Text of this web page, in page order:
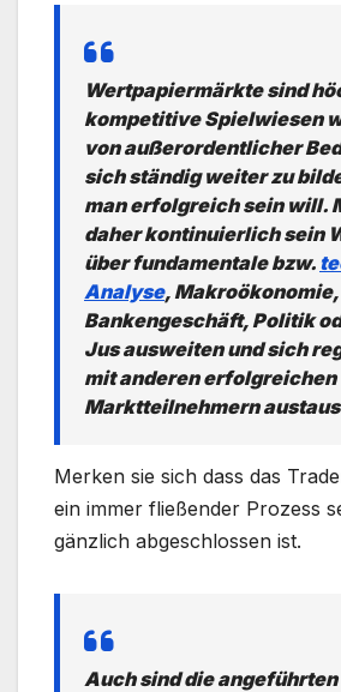
Wertpapiermärkte sind
kompetitive Spielwiesen
von außerordentlicher
sich ständig weiter zu
man erfolgreich sein will.
daher kontinuierlich sein
über fundamentale bzw.
Analyse, Makroökonomie,
Bankengeschäft, Politik
Jus ausweiten und sich
mit anderen erfolgreichen
Marktteilnehmern
Merken sie sich dass das
ein immer fließender Prozess
gänzlich abgeschlossen ist.
Auch sind die angeführten